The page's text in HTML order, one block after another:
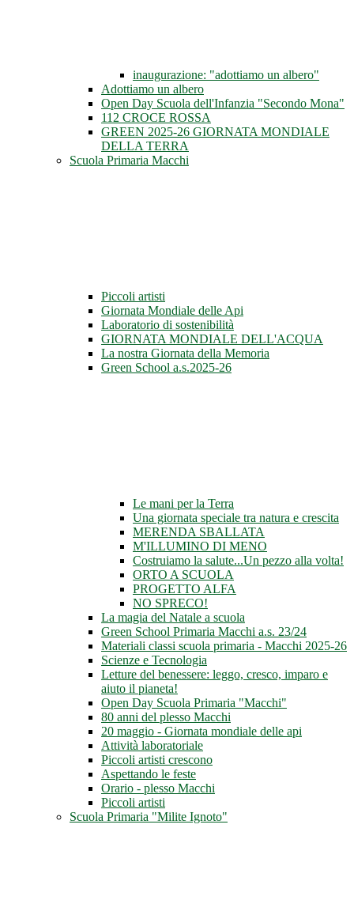
inaugurazione: "adottiamo un albero"
Adottiamo un albero
Open Day Scuola dell'Infanzia "Secondo Mona"
112 CROCE ROSSA
GREEN 2025-26 GIORNATA MONDIALE
DELLA TERRA
Scuola Primaria Macchi
Piccoli artisti
Giornata Mondiale delle Api
Laboratorio di sostenibilità
GIORNATA MONDIALE DELL'ACQUA
La nostra Giornata della Memoria
Green School a.s.2025-26
Le mani per la Terra
Una giornata speciale tra natura e crescita
MERENDA SBALLATA
M'ILLUMINO DI MENO
Costruiamo la salute...Un pezzo alla volta!
ORTO A SCUOLA
PROGETTO ALFA
NO SPRECO!
La magia del Natale a scuola
Green School Primaria Macchi a.s. 23/24
Materiali classi scuola primaria - Macchi 2025-26
Scienze e Tecnologia
Letture del benessere: leggo, cresco, imparo e
aiuto il pianeta!
Open Day Scuola Primaria "Macchi"
80 anni del plesso Macchi
20 maggio - Giornata mondiale delle api
Attività laboratoriale
Piccoli artisti crescono
Aspettando le feste
Orario - plesso Macchi
Piccoli artisti
Scuola Primaria "Milite Ignoto"